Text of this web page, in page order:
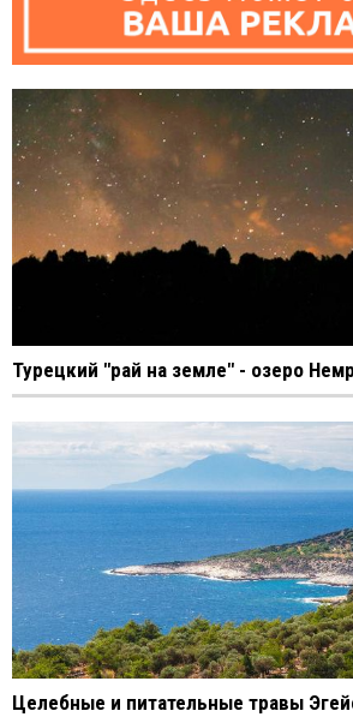
Турецкий "рай на земле" - озеро
Целебные и питательные травы